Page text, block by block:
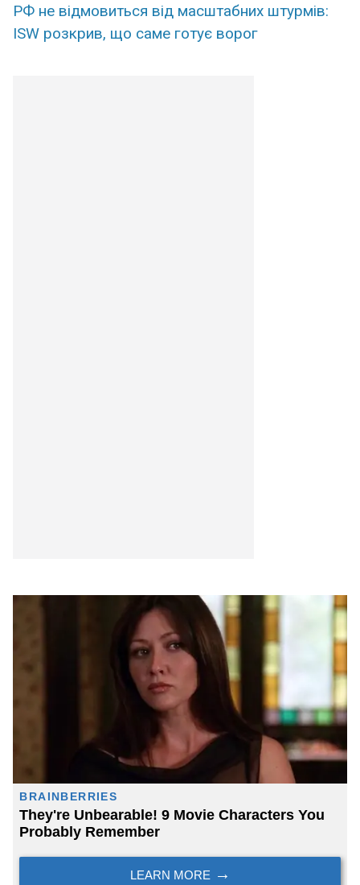
РФ не відмовиться від масштабних штурмів:
ISW розкрив, що саме готує ворог